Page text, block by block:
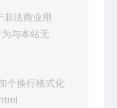
非法商业用
与本站无
个换行格式化